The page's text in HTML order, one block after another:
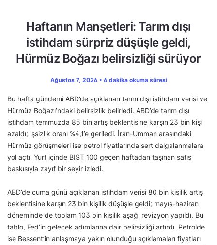
Haftanın Manşetleri: Tarım dışı
istihdam sürpriz düşüşle geldi,
Hürmüz Boğazı belirsizliği sürüyor
Ağustos 7, 2026 • 6 dakika okuma süresi
Bu hafta gündemi ABD’de açıklanan tarım dışı istihdam verisi ve
Hürmüz Boğazı’ndaki belirsizlik belirledi. ABD’de tarım dışı
istihdam temmuzda 85 bin artış beklentisine karşın 23 bin kişi
azaldı; işsizlik oranı %4,1’e geriledi. İran-Umman arasındaki
Hürmüz görüşmeleri ise petrol fiyatlarında sert dalgalanmalara
yol açtı. Yurt içinde BIST 100 geçen haftadan taşınan satış
baskısıyla zayıf bir seyir izledi.
ABD’de cuma günü açıklanan istihdam verisi 80 bin kişilik artış
beklentisine karşın 23 bin kişilik düşüşle geldi; mayıs-haziran
döneminde de toplam 103 bin kişilik aşağı revizyon yapıldı. Bu
tablo, Fed’in gelecek adımlarına dair belirsizliği artırdı. Petrolde
ise Bessent’in anlaşmaya yakın olunduğu açıklamaları fiyatları